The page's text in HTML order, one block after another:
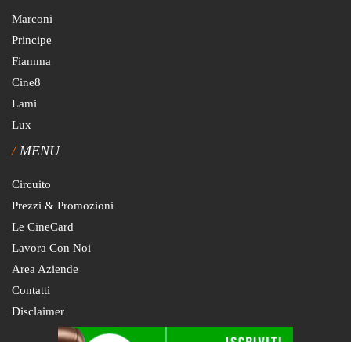
Marconi
Principe
Fiamma
Cine8
Lami
Lux
MENU
Circuito
Prezzi & Promozioni
Le CineCard
Lavora Con Noi
Area Aziende
Contatti
Disclaimer